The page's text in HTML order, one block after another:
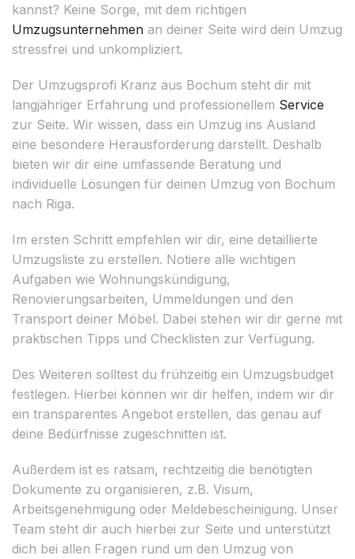
kannst? Keine Sorge, mit dem richtigen
Umzugsunternehmen an deiner Seite wird dein Umzug
stressfrei und unkompliziert.
Der Umzugsprofi Kranz aus Bochum steht dir mit
langjähriger Erfahrung und professionellem Service
zur Seite. Wir wissen, dass ein Umzug ins Ausland
eine besondere Herausforderung darstellt. Deshalb
bieten wir dir eine umfassende Beratung und
individuelle Lösungen für deinen Umzug von Bochum
nach Riga.
Im ersten Schritt empfehlen wir dir, eine detaillierte
Umzugsliste zu erstellen. Notiere alle wichtigen
Aufgaben wie Wohnungskündigung,
Renovierungsarbeiten, Ummeldungen und den
Transport deiner Möbel. Dabei stehen wir dir gerne mit
praktischen Tipps und Checklisten zur Verfügung.
Des Weiteren solltest du frühzeitig ein Umzugsbudget
festlegen. Hierbei können wir dir helfen, indem wir dir
ein transparentes Angebot erstellen, das genau auf
deine Bedürfnisse zugeschnitten ist.
Außerdem ist es ratsam, rechtzeitig die benötigten
Dokumente zu organisieren, z.B. Visum,
Arbeitsgenehmigung oder Meldebescheinigung. Unser
Team steht dir auch hierbei zur Seite und unterstützt
dich bei allen Fragen rund um den Umzug von